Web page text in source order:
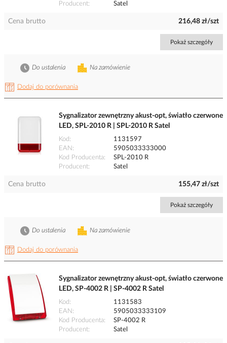
Producent
Satel
Cena brutto 216,48 zł/szt
Pokaż szczegóły
Dodaj do porównania
Na zamówienie
Do ustalenia
Sygnalizator zewnętrzny akust-opt, światło czerwone
LED, SPL-2010 R | SPL-2010 R Satel
Kod
1131597
EAN
5905033333000
Kod Producenta
SPL-2010 R
Producent
Satel
Cena brutto 155,47 zł/szt
Pokaż szczegóły
Dodaj do porównania
Na zamówienie
Do ustalenia
Sygnalizator zewnętrzny akust-opt, światło czerwone
LED, SP-4002 R | SP-4002 R Satel
Kod
1131583
EAN
5905033333109
Kod Producenta
SP-4002 R
Producent
Satel